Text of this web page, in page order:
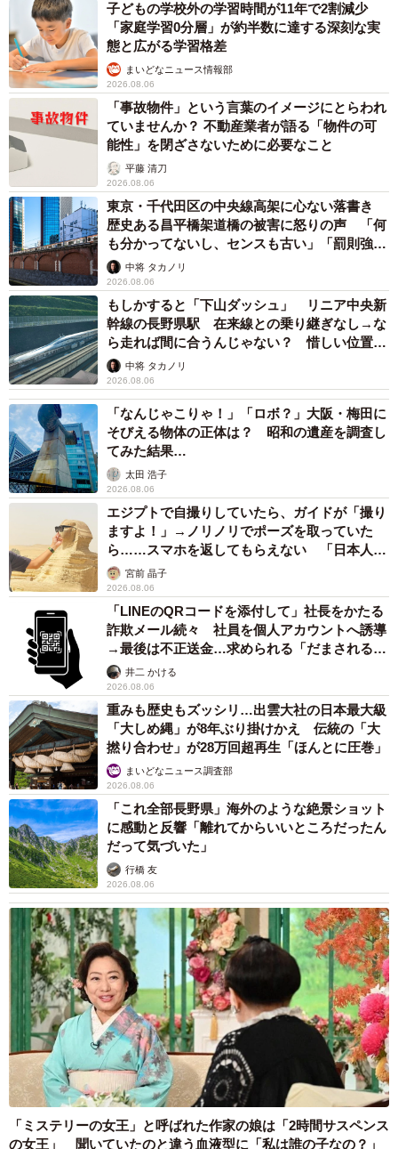
子どもの学校外の学習時間が11年で2割減少
「家庭学習0分層」が約半数に達する深刻な実
態と広がる学習格差
まいどなニュース情報部
2026.08.06
「事故物件」という言葉のイメージにとらわれ
ていませんか？ 不動産業者が語る「物件の可
能性」を閉ざさないために必要なこと
平藤 清刀
2026.08.06
東京・千代田区の中央線高架に心ない落書き
歴史ある昌平橋架道橋の被害に怒りの声 「何
も分かってないし、センスも古い」「罰則強化
して」中将 タカノリ
2026.08.06
もしかすると「下山ダッシュ」 リニア中央新
幹線の長野県駅 在来線との乗り継ぎなし→な
ら走れば間に合うんじゃない？ 惜しい位置関
係が反響
中将 タカノリ
2026.08.06
「なんじゃこりゃ！」「ロボ？」大阪・梅田に
そびえる物体の正体は？ 昭和の遺産を調査し
てみた結果…
太田 浩子
2026.08.06
エジプトで自撮りしていたら、ガイドが「撮り
ますよ！」→ノリノリでポーズを取っていた
ら……スマホを返してもらえない 「日本人は
カモ代表かも」「私は6時間で3万円払った」
宮前 晶子
2026.08.06
「LINEのQRコードを添付して」社長をかたる
詐欺メール続々 社員を個人アカウントへ誘導
→最後は不正送金…求められる「だまされる前
提」の対策
井二 かける
2026.08.06
重みも歴史もズッシリ…出雲大社の日本最大級
「大しめ縄」が8年ぶり掛けかえ 伝統の「大
撚り合わせ」が28万回超再生「ほんとに圧巻」
まいどなニュース調査部
2026.08.06
「これ全部長野県」海外のような絶景ショット
に感動と反響「離れてからいいところだったん
だって気づいた」
行橋 友
2026.08.06
「ミステリーの女王」と呼ばれた作家の娘は「2時間サスペンス
の女王」 聞いていたのと違う血液型に「私は誰の子なの？」